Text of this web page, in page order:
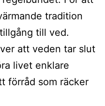
tradition
till ved.
att veden tar slut
livet enklare
förråd som räcker